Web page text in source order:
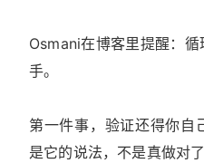
Osmani在博客里提醒：
手。
第一件事，验证还得你自
是它的说法，不是真做对了